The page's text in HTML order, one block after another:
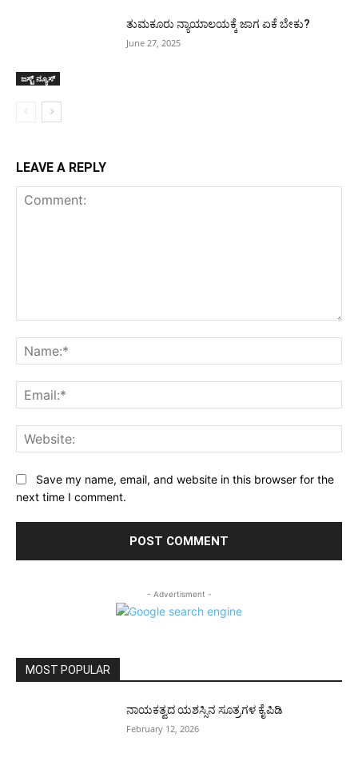
ಜಸ್ಟ್ ನ್ಯೂಸ್
ತುಮಕೂರು ನ್ಯಾಯಾಲಯಕ್ಕೆ ಜಾಗ ಏಕೆ ಬೇಕು?
June 27, 2025
LEAVE A REPLY
Save my name, email, and website in this browser for the
next time I comment.
- Advertisment -
MOST POPULAR
ನಾಯಕತ್ವದ ಯಶಸ್ಸಿನ ಸೂತ್ರಗಳ ಕೈಪಿಡಿ
February 12, 2026